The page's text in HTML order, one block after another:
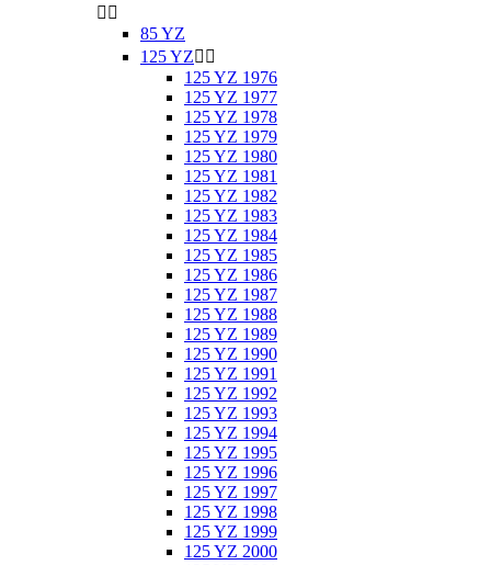
 
85 YZ
125 YZ 
125 YZ 1976
125 YZ 1977
125 YZ 1978
125 YZ 1979
125 YZ 1980
125 YZ 1981
125 YZ 1982
125 YZ 1983
125 YZ 1984
125 YZ 1985
125 YZ 1986
125 YZ 1987
125 YZ 1988
125 YZ 1989
125 YZ 1990
125 YZ 1991
125 YZ 1992
125 YZ 1993
125 YZ 1994
125 YZ 1995
125 YZ 1996
125 YZ 1997
125 YZ 1998
125 YZ 1999
125 YZ 2000